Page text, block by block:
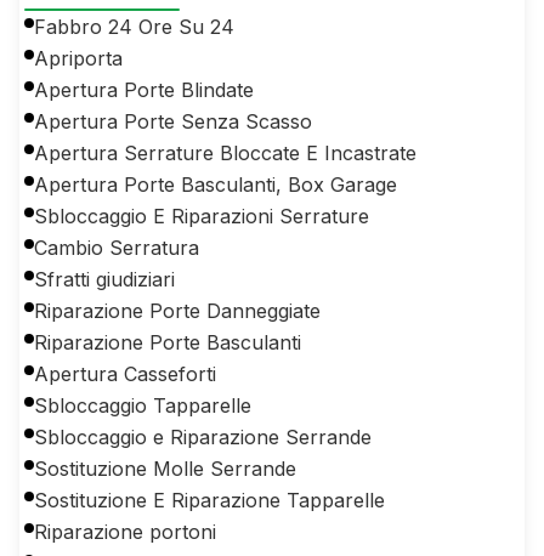
Fabbro 24 Ore Su 24
Apriporta
Apertura Porte Blindate
Apertura Porte Senza Scasso
Apertura Serrature Bloccate E Incastrate
Apertura Porte Basculanti, Box Garage
Sbloccaggio E Riparazioni Serrature
Cambio Serratura
Sfratti giudiziari
Riparazione Porte Danneggiate
Riparazione Porte Basculanti
Apertura Casseforti
Sbloccaggio Tapparelle
Sbloccaggio e Riparazione Serrande
Sostituzione Molle Serrande
Sostituzione E Riparazione Tapparelle
Riparazione portoni